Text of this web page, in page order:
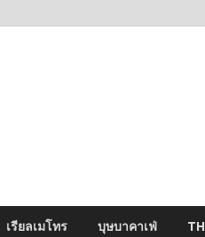
เรียลเมโทร บุษบาคาเฟ่